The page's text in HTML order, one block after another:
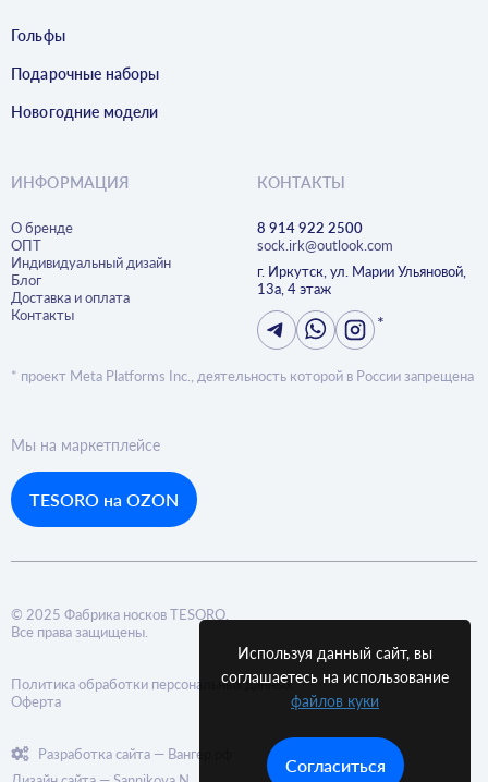
Используя данный сайт, вы
соглашаетесь на использование
файлов куки
Согласиться
Гольфы
Подарочные наборы
Новогодние модели
ИНФОРМАЦИЯ
О бренде
ОПТ
Индивидуальный дизайн
Блог
Доставка и оплата
Контакты
КОНТАКТЫ
8 914 922 2500
sock.irk@outlook.com
г. Иркутск, ул. Марии Ульяновой,
13а, 4 этаж
*
* проект Meta Platforms Inc., деятельность которой в России запрещена
Мы на маркетплейсе
TESORO на OZON
© 2025 Фабрика носков TESORO.
Все права защищены.
Политика обработки персональных данных
Оферта
Разработка сайта — Вангер.рф